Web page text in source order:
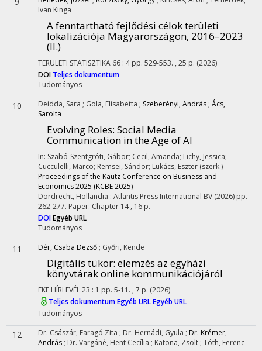
Ivan Kinga
A fenntartható fejlődési célok területi
lokalizációja Magyarországon, 2016–2023
(II.)
TERÜLETI STATISZTIKA 66 : 4 pp. 529-553. , 25 p. (2026)
DOI Teljes dokumentum
Tudományos
10 Deidda, Sara ; Gola, Elisabetta ; Szeberényi, András ; Ács,
Sarolta
Evolving Roles: Social Media
Communication in the Age of AI
In: Szabó-Szentgróti, Gábor; Cecil, Amanda; Lichy, Jessica;
Cucculelli, Marco; Remsei, Sándor; Lukács, Eszter (szerk.)
Proceedings of the Kautz Conference on Business and
Economics 2025 (KCBE 2025)
Dordrecht, Hollandia : Atlantis Press International BV (2026) pp.
262-277. Paper: Chapter 14 , 16 p.
DOIEgyéb URL
Tudományos
11 Dér, Csaba Dezső ; Győri, Kende
Digitális tükör: elemzés az egyházi
könyvtárak online kommunikációjáról
EKE HÍRLEVÉL23 : 1 pp. 5-11. , 7 p. (2026)
Teljes dokumentumEgyéb URLEgyéb URL
Tudományos
12 Dr. Császár, Faragó Zita ; Dr. Hernádi, Gyula ; Dr. Krémer,
András ; Dr. Vargáné, Hent Cecília ; Katona, Zsolt ; Tóth, Ferenc